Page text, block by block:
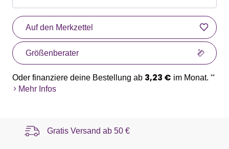
Auf den Merkzettel
Größenberater
Oder finanziere deine Bestellung ab 3,23 € im Monat. **
Mehr Infos
Gratis Versand ab 50 €